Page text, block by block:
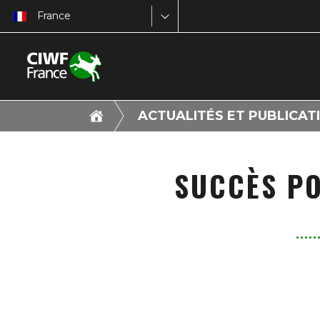
France
ACTUALITÉS ET
SUCCÈS